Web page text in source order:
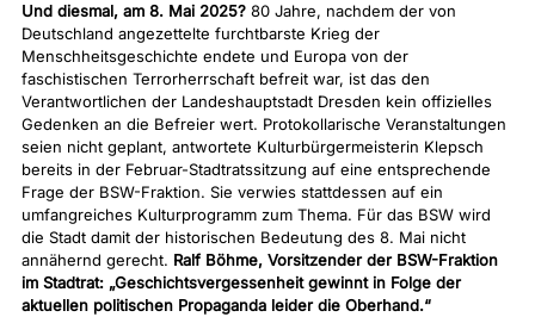
Und diesmal, am 8. Mai 2025? 80 Jahre, nachdem der von
Deutschland angezettelte furchtbarste Krieg der
Menschheitsgeschichte endete und Europa von der
faschistischen Terrorherrschaft befreit war, ist das den
Verantwortlichen der Landeshauptstadt Dresden kein offizielles
Gedenken an die Befreier wert. Protokollarische Veranstaltungen
seien nicht geplant, antwortete Kulturbürgermeisterin Klepsch
bereits in der Februar-Stadtratssitzung auf eine entsprechende
Frage der BSW-Fraktion. Sie verwies stattdessen auf ein
umfangreiches Kulturprogramm zum Thema. Für das BSW wird
die Stadt damit der historischen Bedeutung des 8. Mai nicht
annähernd gerecht. Ralf Böhme, Vorsitzender der BSW-Fraktion
im Stadtrat: „Geschichtsvergessenheit gewinnt in Folge der
aktuellen politischen Propaganda leider die Oberhand.“